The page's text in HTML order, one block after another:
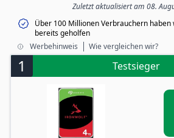
Zuletzt aktualisiert am 08.
Über 100 Millionen Verbrauchern haben
bereits geholfen
Werbehinweis
Wie vergleichen wir?
1 Testsieger